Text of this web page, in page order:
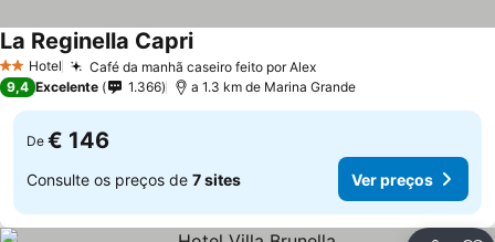
2 Estrelas
Hotel Café da manhã caseiro feito por Alex
La Reginella Capri
9,4 Excelente 1.366 a 1.3 km de Marina Grande
De € 146
Consulte os preços de 7 sites Ver preços